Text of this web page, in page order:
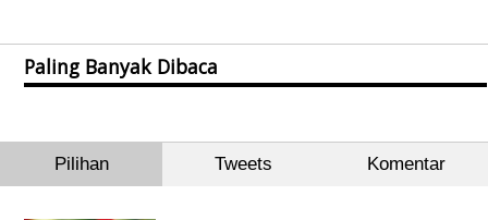
Paling Banyak Dibaca
Pilihan Tweets Komentar